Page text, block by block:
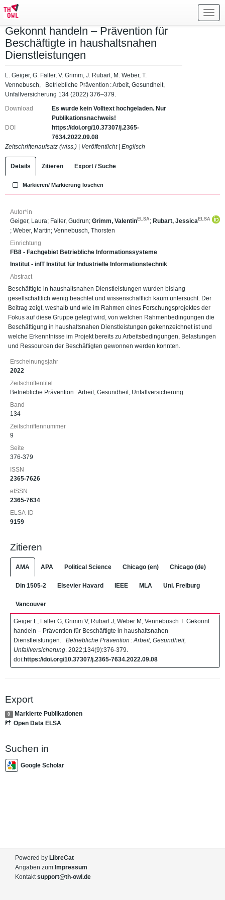
Gekonnt handeln – Prävention für
Beschäftigte in haushaltsnahen
Dienstleistungen
L. Geiger, G. Faller, V. Grimm, J. Rubart, M. Weber, T.
Vennebusch, Betriebliche Prävention : Arbeit, Gesundheit,
Unfallversicherung 134 (2022) 376–379.
Download
Es wurde kein Volltext hochgeladen. Nur
Publikationsnachweis!
DOI
https://doi.org/10.37307/j.2365-
7634.2022.09.08
Zeitschriftenaufsatz (wiss.)
Veröffentlicht| Englisch
Details Zitieren Export / Suche
Markieren/ Markierung löschen
Autor*in
Geiger, Laura; Faller, Gudrun; Grimm, Valentin ELSA ; Rubart, Jessica ELSA
; Weber, Martin; Vennebusch, Thorsten
Einrichtung
FB8 - Fachgebiet Betriebliche Informationssysteme
Institut - inIT Institut für Industrielle Informationstechnik
Abstract
Beschäftigte in haushaltsnahen Dienstleistungen wurden bislang
gesellschaftlich wenig beachtet und wissenschaftlich kaum untersucht. Der
Beitrag zeigt, weshalb und wie im Rahmen eines Forschungsprojektes der
Fokus auf diese Gruppe gelegt wird, von welchen Rahmenbedingungen die
Beschäftigung in haushaltsnahen Dienstleistungen gekennzeichnet ist und
welche Erkenntnisse im Projekt bereits zu Arbeitsbedingungen, Belastungen
und Ressourcen der Beschäftigten gewonnen werden konnten.
Erscheinungsjahr
2022
Zeitschriftentitel
Betriebliche Prävention : Arbeit, Gesundheit, Unfallversicherung
Band
134
Zeitschriftennummer
9
Seite
376-379
ISSN
2365-7626
eISSN
2365-7634
ELSA-ID
9159
Zitieren
AMA APA Political Science Chicago (en) Chicago (de)
Din 1505-2 Elsevier Havard IEEE MLA Uni. Freiburg
Vancouver
Geiger L, Faller G, Grimm V, Rubart J, Weber M, Vennebusch T. Gekonnt
handeln – Prävention für Beschäftigte in haushaltsnahen
Dienstleistungen.
Betriebliche Prävention : Arbeit, Gesundheit,
Unfallversicherung . 2022;134(9):376-379.
doi:https://doi.org/10.37307/j.2365-7634.2022.09.08
Export
0
Markierte Publikationen
Open Data ELSA
Suchen in
Google Scholar
Powered by LibreCat
Angaben zum Impressum
Kontaktsupport@th-owl.de